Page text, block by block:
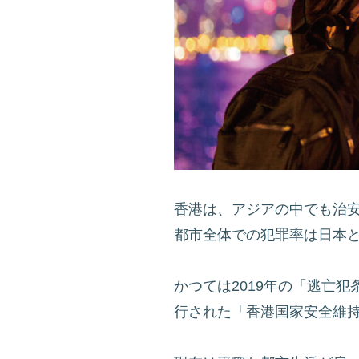
香港は、アジアの中でも治
都市全体での犯罪率は日本
かつては2019年の「逃亡犯
行された「香港国家安全維